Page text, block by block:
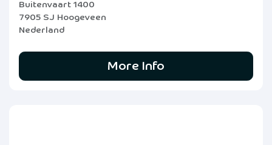
Buitenvaart 1400
7905 SJ Hoogeveen
Nederland
More Info